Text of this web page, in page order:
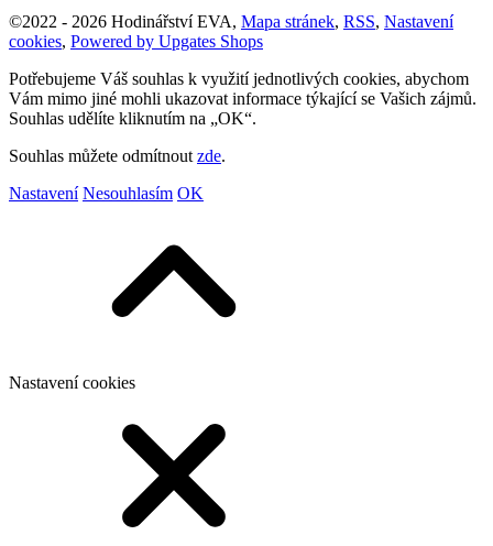
©2022 - 2026 Hodinářství EVA, Mapa stránek, RSS, Nastavení
cookies, Powered by Upgates Shops
Potřebujeme Váš souhlas k využití jednotlivých cookies, abychom
Vám mimo jiné mohli ukazovat informace týkající se Vašich zájmů.
Souhlas udělíte kliknutím na „OK“.
Souhlas můžete odmítnout zde.
Nastavení Nesouhlasím OK
Nastavení cookies